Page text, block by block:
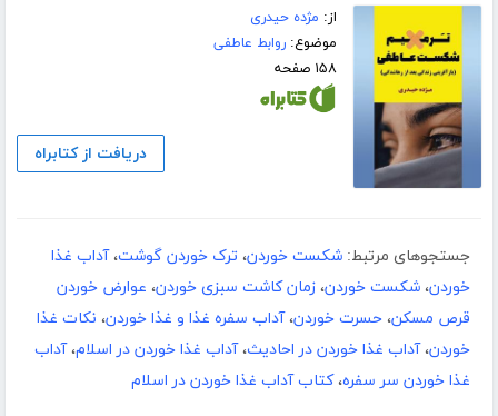
از: مژده حیدری
موضوع:روابط عاطفی
۱۵۸ صفحه
دریافت از کتابراه
جستجوهای مرتبط: شکست خوردن، ترک خوردن گوشت،آداب غذا
خوردن، شکست خوردن، زمان کاشت سبزی خوردن، عوارض خوردن
قرص مسکن، حسرت خوردن،آداب سفره غذا و غذا خوردن، نکات غذا
خوردن،آداب غذا خوردن در احادیث،آداب غذا خوردن در اسلام،آداب
غذا خوردن سر سفره،کتاب آداب غذا خوردن در اسلام